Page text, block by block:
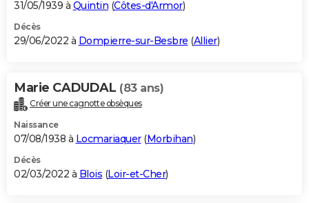
31/05/1939 à Quintin (Côtes-d'Armor)
Décès
29/06/2022 à Dompierre-sur-Besbre (Allier)
Marie CADUDAL (83 ans)
Créer une cagnotte obsèques
Naissance
07/08/1938 à Locmariaquer(Morbihan)
Décès
02/03/2022 à Blois (Loir-et-Cher)